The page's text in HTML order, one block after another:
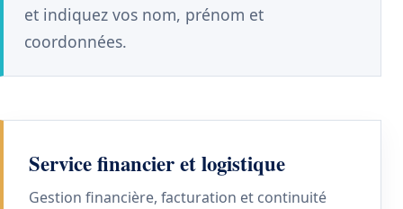
et indiquez vos nom, prénom et
coordonnées.
Service financier et logistique
Gestion financière, facturation et continuité